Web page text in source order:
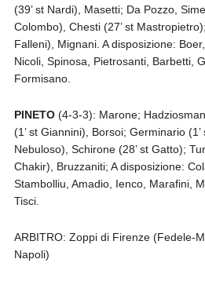
(39’ st Nardi), Masetti; Da Pozzo,
Colombo), Chesti (27’ st
Falleni), Mignani. A disposizione:
Nicoli, Spinosa, Pietrosanti, Barbetti,
Formisano.
PINETO(4-3-3): Marone;
(1’ st Giannini), Borsoi; Germinario
Nebuloso), Schirone (28’ st Gatto);
Chakir), Bruzzaniti; A disposizione:
Stambolliu, Amadio, Ienco, Marafini,
Tisci.
ARBITRO: Zoppi di Firenze (Fedele-
Napoli)